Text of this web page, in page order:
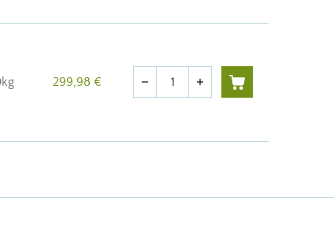
299,98 € Quantité
remove add